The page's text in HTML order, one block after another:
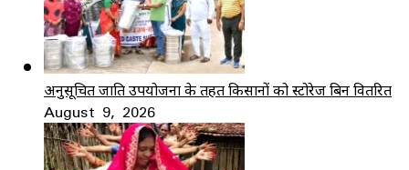
अनुसूचित जाति उपयोजना के तहत किसानों को स्टोरेज बिन वितरित
August 9, 2026